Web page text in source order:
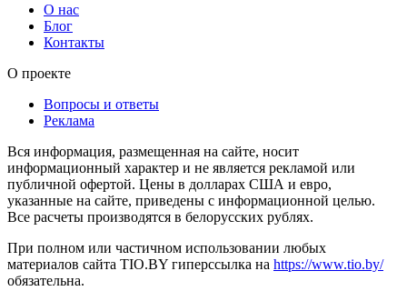
О нас
Блог
Контакты
О проекте
Вопросы и ответы
Реклама
Вся информация, размещенная на сайте, носит
информационный характер и не является рекламой или
публичной офертой. Цены в долларах США и евро,
указанные на сайте, приведены с информационной целью.
Все расчеты производятся в белорусских рублях.
При полном или частичном использовании любых
материалов сайта TIO.BY гиперссылка на https://www.tio.by/
обязательна.